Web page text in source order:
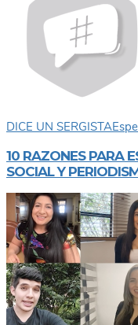
DICE UN SERGISTA
10 RAZONES PARA
SOCIAL Y